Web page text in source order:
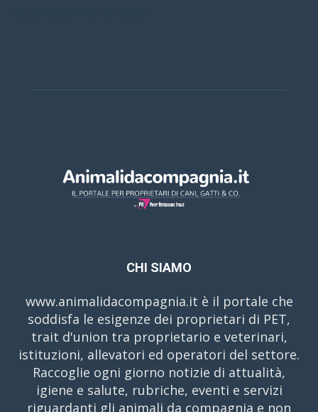
CHI SIAMO
www.animalidacompagnia.it è il portale che
soddisfa le esigenze dei proprietari di PET,
trait d'union tra proprietario e veterinari,
istituzioni, allevatori ed operatori del settore.
Raccoglie ogni giorno notizie di attualità,
igiene e salute, rubriche, eventi e servizi
riguardanti gli animali da compagnia e non